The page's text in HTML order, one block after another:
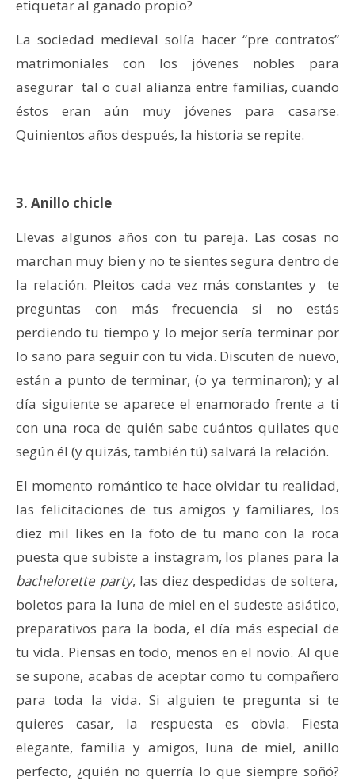
etiquetar al ganado propio?
La sociedad medieval solía hacer “pre contratos”
matrimoniales con los jóvenes nobles para
asegurar tal o cual alianza entre familias, cuando
éstos eran aún muy jóvenes para casarse.
Quinientos años después, la historia se repite.
3. Anillo chicle
Llevas algunos años con tu pareja. Las cosas no
marchan muy bien y no te sientes segura dentro de
la relación. Pleitos cada vez más constantes y te
preguntas con más frecuencia si no estás
perdiendo tu tiempo y lo mejor sería terminar por
lo sano para seguir con tu vida. Discuten de nuevo,
están a punto de terminar, (o ya terminaron); y al
día siguiente se aparece el enamorado frente a ti
con una roca de quién sabe cuántos quilates que
según él (y quizás, también tú) salvará la relación.
El momento romántico te hace olvidar tu realidad,
las felicitaciones de tus amigos y familiares, los
diez mil likes en la foto de tu mano con la roca
puesta que subiste a instagram, los planes para la
bachelorette party, las diez despedidas de soltera,
boletos para la luna de miel en el sudeste asiático,
preparativos para la boda, el día más especial de
tu vida. Piensas en todo, menos en el novio. Al que
se supone, acabas de aceptar como tu compañero
para toda la vida. Si alguien te pregunta si te
quieres casar, la respuesta es obvia. Fiesta
elegante, familia y amigos, luna de miel, anillo
perfecto, ¿quién no querría lo que siempre soñó?